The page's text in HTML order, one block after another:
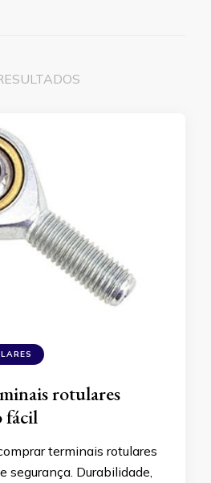
rotulares
fácil
terminais rotulares
segurança. Durabilidade,